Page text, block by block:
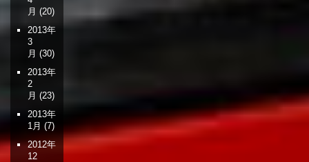
月 (20)
2013年
3
月 (30)
2013年
2
月 (23)
2013年
1月 (7)
2012年
12